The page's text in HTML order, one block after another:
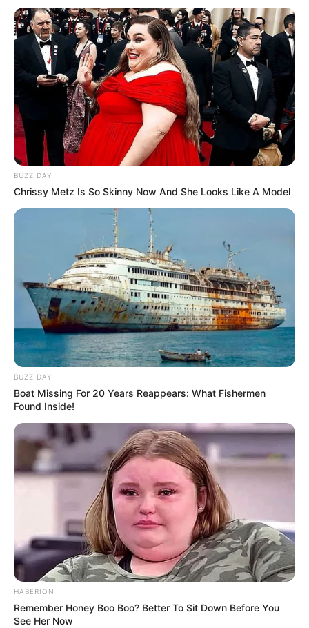
6 ราศีสุดปัง งวดวันที่ 16 ก.ย. 63 กับ อ.แมน พลังเลข
11 ก.ย. 2020
หมอดูทัก 5 ราศีรับทรัพย์ปังๆ งวด 1 ก.ย.63 (เช็คดวงได้ทั้ง 12 ราศี)
25 ส.ค. 2020
ราศีที่ในช่วงนี้ การงานโดดเด่นแถมจะเป็นเศรษฐี งวด 16 ส.ค.63
11 ส.ค. 2020
แสดงความเห็นบน Facebook
BUZZ DAY
Chrissy Metz Is So Skinny Now And She Looks Like A Model
BUZZ DAY
Boat Missing For 20 Years Reappears: What Fishermen
Found Inside!
HABERION
Remember Honey Boo Boo? Better To Sit Down Before You
See Her Now